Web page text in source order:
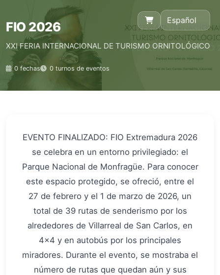
Español
FIO 2026
XXI FERIA INTERNACIONAL DE TURISMO ORNITOLÓGICO
0 fechas 0 turnos de eventos
EVENTO FINALIZADO: FIO Extremadura 2026
se celebra en un entorno privilegiado: el
Parque Nacional de Monfragüe. Para conocer
este espacio protegido, se ofreció, entre el
27 de febrero y el 1 de marzo de 2026, un
total de 39 rutas de senderismo por los
alrededores de Villarreal de San Carlos, en
4x4 y en autobús por los principales
miradores. Durante el evento, se mostraba el
número de rutas que quedan aún y sus